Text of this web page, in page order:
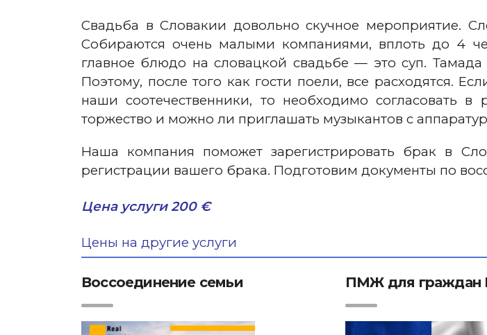
Свадьба в Словакии довольно скучное мероприятие.
Собираются очень малыми компаниями, вплоть до 4
главное блюдо на словацкой свадьбе — это суп.
Поэтому, после того как гости поели, все расходятся.
наши соотечественники, то необходимо согласовать
торжество и можно ли приглашать музыкантов с
Наша компания поможет зарегистрировать брак в
регистрации вашего брака. Подготовим документы по
Цена услуги 200 €
Цены на другие услуги
Воссоединение семьи ПМЖ для граждан